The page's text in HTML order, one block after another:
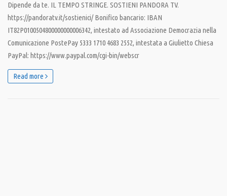
Dipende da te. IL TEMPO STRINGE. SOSTIENI PANDORA TV.
https://pandoratv.it/sostienici/ Bonifico bancario: IBAN
IT82P0100504800000000006342, intestato ad Associazione Democrazia nella
Comunicazione PostePay 5333 1710 4683 2552, intestata a Giulietto Chiesa
PayPal: https://www.paypal.com/cgi-bin/webscr
Read more